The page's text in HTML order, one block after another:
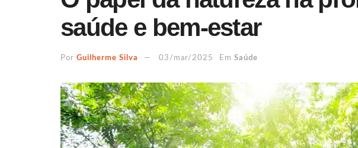
saúde e bem-estar
Por Guilherme Silva 03/mar/2025 Em Saúde